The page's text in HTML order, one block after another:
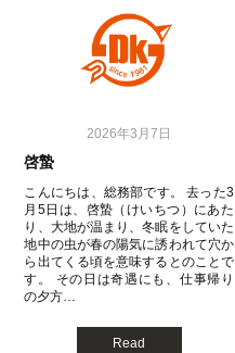
2026年3月7日
啓蟄
こんにちは、総務部です。 去った3
月5日は、啓蟄（けいちつ）にあた
り、大地が温まり、冬眠をしていた
地中の虫が春の陽気に誘われて穴か
ら出てくる頃を意味するとのことで
す。 その日は奇遇にも、仕事帰り
の夕方…
Read